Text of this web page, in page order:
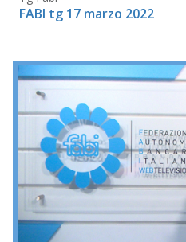
FABI tg 17 marzo 2022